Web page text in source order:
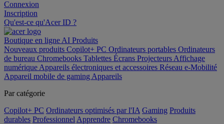
Connexion
Inscription
Qu'est-ce qu'Acer ID ?
Boutique en ligne AI Produits
Nouveaux produits Copilot+ PC Ordinateurs portables Ordinateurs
de bureau Chromebooks Tablettes Écrans Projecteurs Affichage
numérique Appareils électroniques et accessoires Réseau e-Mobilité
Appareil mobile de gaming Appareils
Par catégorie
Copilot+ PC Ordinateurs optimisés par l'IA Gaming Produits
durables Professionnel Apprendre Chromebooks